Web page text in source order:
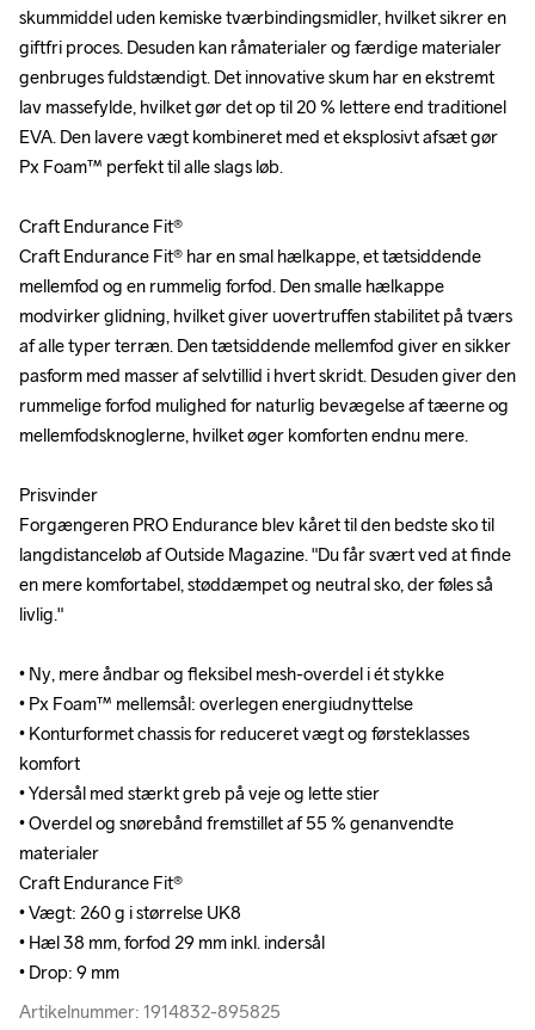
skummiddel uden kemiske tværbindingsmidler, hvilket sikrer en
giftfri proces. Desuden kan råmaterialer og færdige materialer
genbruges fuldstændigt. Det innovative skum har en ekstremt
lav massefylde, hvilket gør det op til 20 % lettere end traditionel
EVA. Den lavere vægt kombineret med et eksplosivt afsæt gør
Px Foam™ perfekt til alle slags løb.
Craft Endurance Fit®
Craft Endurance Fit® har en smal hælkappe, et tætsiddende
mellemfod og en rummelig forfod. Den smalle hælkappe
modvirker glidning, hvilket giver uovertruffen stabilitet på tværs
af alle typer terræn. Den tætsiddende mellemfod giver en sikker
pasform med masser af selvtillid i hvert skridt. Desuden giver den
rummelige forfod mulighed for naturlig bevægelse af tæerne og
mellemfodsknoglerne, hvilket øger komforten endnu mere.
Prisvinder
Forgængeren PRO Endurance blev kåret til den bedste sko til
langdistanceløb af Outside Magazine. "Du får svært ved at finde
en mere komfortabel, støddæmpet og neutral sko, der føles så
livlig."
• Ny, mere åndbar og fleksibel mesh-overdel i ét stykke
• Px Foam™ mellemsål: overlegen energiudnyttelse
• Konturformet chassis for reduceret vægt og førsteklasses
komfort
• Ydersål med stærkt greb på veje og lette stier
• Overdel og snørebånd fremstillet af 55 % genanvendte
materialer
Craft Endurance Fit®
• Vægt: 260 g i størrelse UK8
• Hæl 38 mm, forfod 29 mm inkl. indersål
• Drop: 9 mm
Artikelnummer: 1914832-895825
skummiddel uden kemiske tværbindingsmidler, hvilket sikrer en
giftfri proces. Desuden kan råmaterialer og færdige materialer
genbruges fuldstændigt. Det innovative skum har en ekstremt
lav massefylde, hvilket gør det op til 20 % lettere end traditionel
EVA. Den lavere vægt kombineret med et eksplosivt afsæt gør
Px Foam™ perfekt til alle slags løb.
Craft Endurance Fit®
Craft Endurance Fit® har en smal hælkappe, et tætsiddende
mellemfod og en rummelig forfod. Den smalle hælkappe
modvirker glidning, hvilket giver uovertruffen stabilitet på tværs
af alle typer terræn. Den tætsiddende mellemfod giver en sikker
pasform med masser af selvtillid i hvert skridt. Desuden giver den
rummelige forfod mulighed for naturlig bevægelse af tæerne og
mellemfodsknoglerne, hvilket øger komforten endnu mere.
Prisvinder
Forgængeren PRO Endurance blev kåret til den bedste sko til
langdistanceløb af Outside Magazine. "Du får svært ved at finde
en mere komfortabel, støddæmpet og neutral sko, der føles så
livlig."
• Ny, mere åndbar og fleksibel mesh-overdel i ét stykke
• Px Foam™ mellemsål: overlegen energiudnyttelse
• Konturformet chassis for reduceret vægt og førsteklasses
komfort
• Ydersål med stærkt greb på veje og lette stier
• Overdel og snørebånd fremstillet af 55 % genanvendte
materialer
Craft Endurance Fit®
• Vægt: 260 g i størrelse UK8
• Hæl 38 mm, forfod 29 mm inkl. indersål
• Drop: 9 mm
Artikelnummer: 1914832-895825